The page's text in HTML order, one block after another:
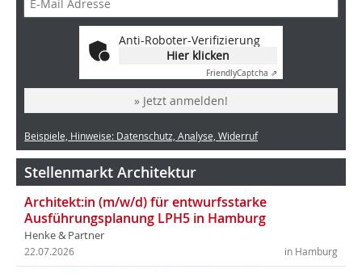
Anti-Roboter-Verifizierung
Hier klicken
FriendlyCaptcha ⇗
» Jetzt anmelden!
Beispiele, Hinweise: Datenschutz, Analyse, Widerruf
Stellenmarkt Architektur
Architekt:in (m/w/d) für entwurfsstarke
Ausführungsplanung LPH5 in Hamburg
Henke & Partner
in Hamburg
22.07.2026